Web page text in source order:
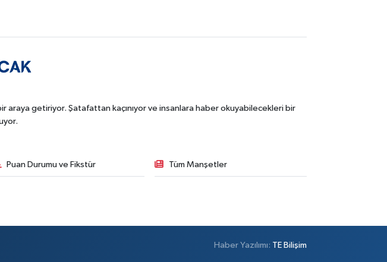
getiriyor. Şatafattan kaçınıyor ve insanlara haber okuyabilecekleri bir
Puan Durumu ve Fikstür Tüm Manşetler
Haber Yazılımı: TE Bilişim